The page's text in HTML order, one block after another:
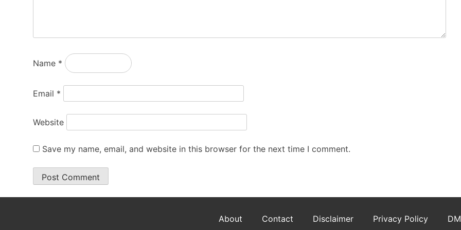
Name *
Email *
Website
Save my name, email, and website in this browser for the next time I comment.
About Contact Disclaimer Privacy Policy